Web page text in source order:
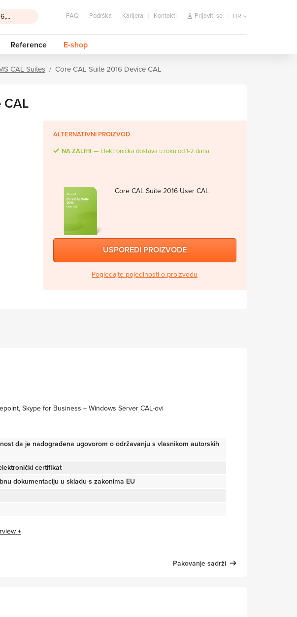
FAQ Podrška Karijera Kontakti Prijaviti se HR
Reference E-shop
CAL Suites Core CAL Suite 2016 Device CAL
CAL
ALTERNATIVNI PROIZVOD
NA ZALIHI Elektronička dostava u roku od 1-2 dana
Core CAL Suite 2016 User CAL
USPOREDI PROIZVODE
Pogledajte pojedinosti o proizvodu
Skype for Business + Windows Server CAL-ovi
da je nadograđena ugovorom o održavanju s vlasnikom autorskih
certifikat
dokumentaciju u skladu s zakonima EU
+
Pakovanje sadrži